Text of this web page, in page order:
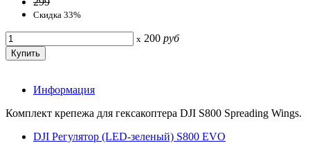
Скидка 33%
x 200 руб
Информация
Комплект крепежа для гексакоптера DJI S800 Spreading Wings.
DJI Регулятор (LED-зеленый) S800 EVO